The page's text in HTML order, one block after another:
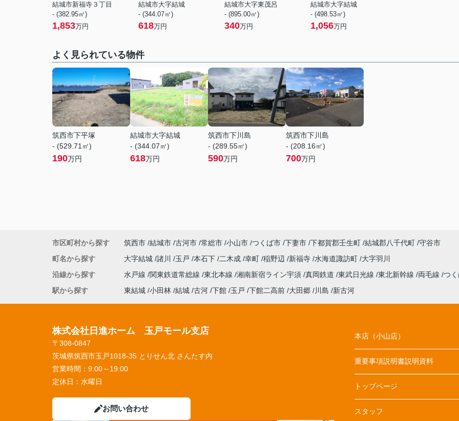
結城市新福寺３丁目
- (382.95㎡)
1,853万円
結城市大字結城
- (344.07㎡)
618万円
結城市大字東茂呂
- (895.00㎡)
340万円
結城市大字結城
- (498.53㎡)
1,056万円
よく見られている物件
筑西市下平塚
- (529.71㎡)
190万円
結城市大字結城
- (344.07㎡)
618万円
筑西市下川島
- (289.55㎡)
590万円
筑西市下川島
- (208.16㎡)
700万円
市区町村から探す 筑西市 結城市 古河市 常総市 小山市 つくば市 下妻市 下都賀郡壬生町 結城郡八千代町 守谷市
町名から探す
大字結城 諸川 玉戸 本石下 二木成 幸町 稲野辺 新福寺 水海道諏訪町 大字羽川
沿線から探す
水戸線 関東鉄道常総線 東北本線 湘南新宿ライン宇須 真岡鉄道 東武日光線 東北新幹線 両毛線 つ
駅から探す
東結城 小田林 結城 古河 下館 玉戸 下館二高前 大田郷 川島 新古河
株式会社日進ホーム 玉戸モール支店
〒308-0847
茨城県筑西市玉戸1018-35 とりせん北 さんたす内
営業時間： 9:00～19:00
定休日： 水曜日
お問い合わせ
本店（小山店）
重要事項説明書説明資料
トップページ
スタッフ